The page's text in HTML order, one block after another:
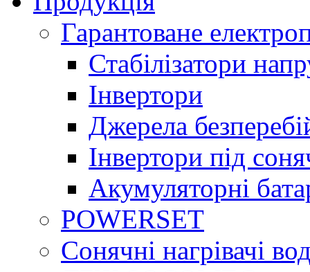
Гарантоване
Стабілізатори
Інвертори
Джерела
Інвертори під
Акумуляторні
POWERSET
Сонячні нагрівачі